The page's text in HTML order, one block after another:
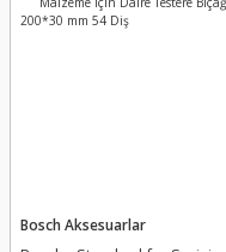
Bosch Aksesuarlar